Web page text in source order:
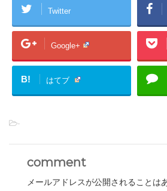
Twitter
Google+
B! はてブ
-
comment
メールアドレスが公開されることは